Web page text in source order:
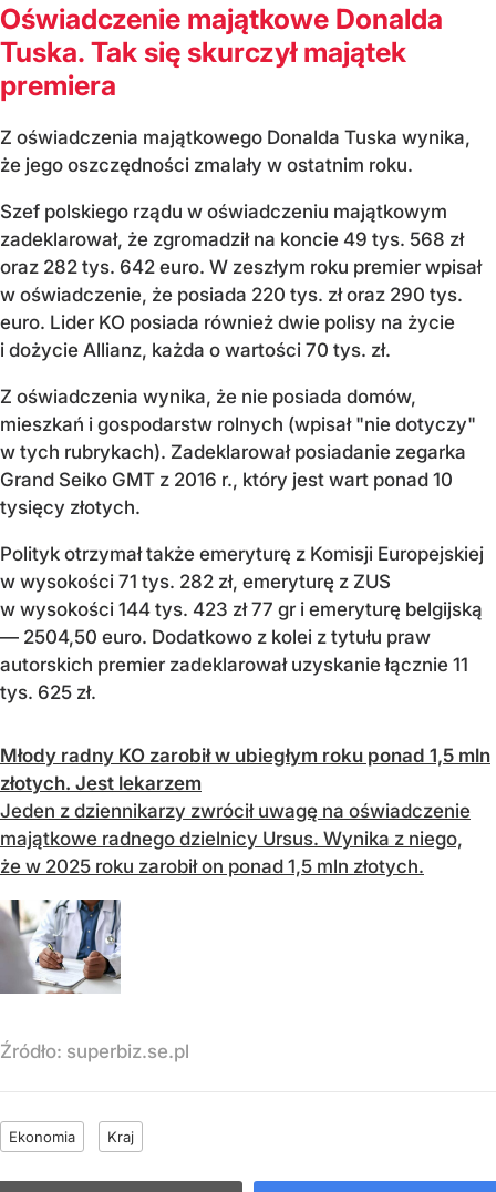
Oświadczenie majątkowe Donalda
Tuska. Tak się skurczył majątek
premiera
Z oświadczenia majątkowego Donalda Tuska wynika,
że jego oszczędności zmalały w ostatnim roku.
Szef polskiego rządu w oświadczeniu majątkowym
zadeklarował, że zgromadził na koncie 49 tys. 568 zł
oraz 282 tys. 642 euro. W zeszłym roku premier wpisał
w oświadczenie, że posiada 220 tys. zł oraz 290 tys.
euro. Lider KO posiada również dwie polisy na życie
i dożycie Allianz, każda o wartości 70 tys. zł.
Z oświadczenia wynika, że nie posiada domów,
mieszkań i gospodarstw rolnych (wpisał "nie dotyczy"
w tych rubrykach). Zadeklarował posiadanie zegarka
Grand Seiko GMT z 2016 r., który jest wart ponad 10
tysięcy złotych.
Polityk otrzymał także emeryturę z Komisji Europejskiej
w wysokości 71 tys. 282 zł, emeryturę z ZUS
w wysokości 144 tys. 423 zł 77 gr i emeryturę belgijską
— 2504,50 euro. Dodatkowo z kolei z tytułu praw
autorskich premier zadeklarował uzyskanie łącznie 11
tys. 625 zł.
Młody radny KO zarobił w ubiegłym roku ponad 1,5 mln
złotych. Jest lekarzem
Jeden z dziennikarzy zwrócił uwagę na oświadczenie
majątkowe radnego dzielnicy Ursus. Wynika z niego,
że w 2025 roku zarobił on ponad 1,5 mln złotych.
Źródło: superbiz.se.pl
Ekonomia Kraj